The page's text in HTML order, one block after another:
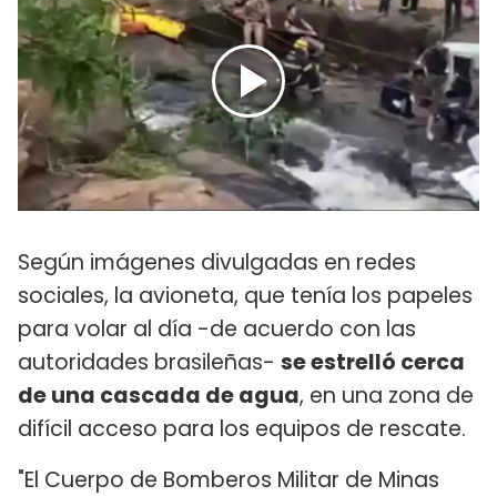
Según imágenes divulgadas en redes
sociales, la avioneta, que tenía los papeles
para volar al día -de acuerdo con las
autoridades brasileñas- se estrelló cerca
de una cascada de agua, en una zona de
difícil acceso para los equipos de rescate.
"El Cuerpo de Bomberos Militar de Minas